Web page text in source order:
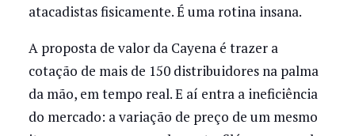
atacadistas fisicamente. É uma rotina insana.
A proposta de valor da Cayena é trazer a
cotação de mais de 150 distribuidores na palma
da mão, em tempo real. E aí entra a ineficiência
do mercado: a variação de preço de um mesmo